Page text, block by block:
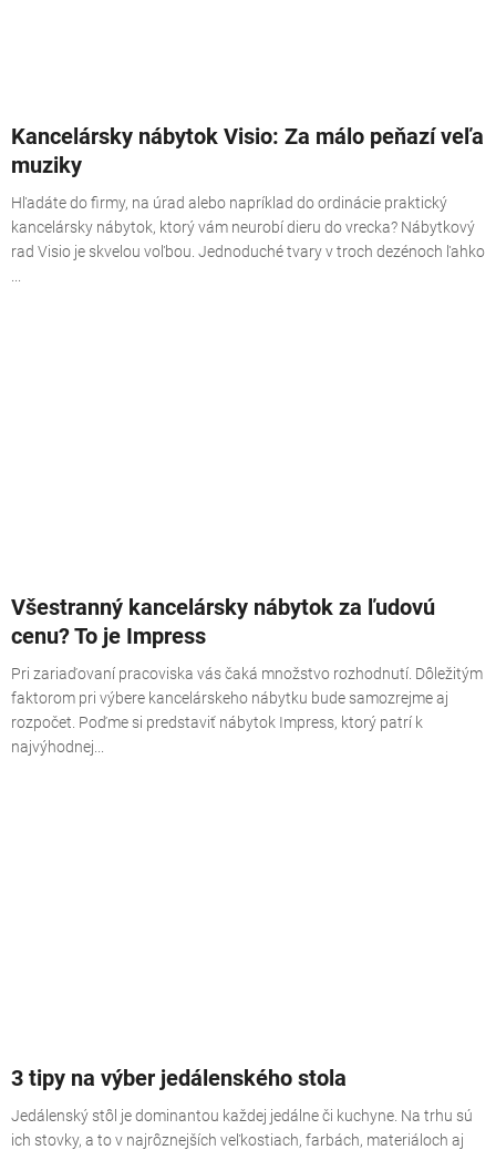
Kancelársky nábytok Visio: Za málo peňazí veľa
muziky
Hľadáte do firmy, na úrad alebo napríklad do ordinácie praktický
kancelársky nábytok, ktorý vám neurobí dieru do vrecka? Nábytkový
rad Visio je skvelou voľbou. Jednoduché tvary v troch dezénoch ľahko
Všestranný kancelársky nábytok za ľudovú
cenu? To je Impress
Pri zariaďovaní pracoviska vás čaká množstvo rozhodnutí. Dôležitým
faktorom pri výbere kancelárskeho nábytku bude samozrejme aj
rozpočet. Poďme si predstaviť nábytok Impress, ktorý patrí k
najvýhodnej...
3 tipy na výber jedálenského stola
Jedálenský stôl je dominantou každej jedálne či kuchyne. Na trhu sú
ich stovky, a to v najrôznejších veľkostiach, farbách, materiáloch aj